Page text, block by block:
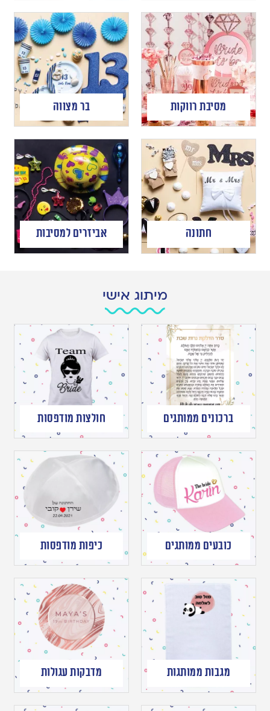
מסיבת רווקות בר מצווה
חתונה אביזרים למסיבות
מיתוג אישי
ברכונים ממותגים חולצות מודפסות
כובעים ממותגים כיפות מודפסות
מגבות ממותגות מדבקות עגולות